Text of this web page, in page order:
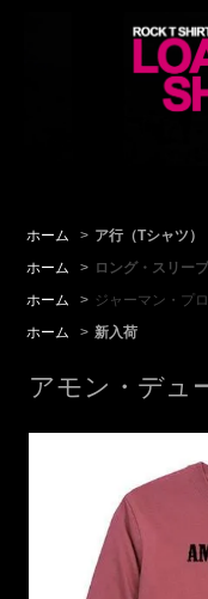
ホーム > ア行（Tシャツ）
ホーム
> ロング・スリー
ホーム
> ジャーマン・プ
ホーム
> 新入荷
アモン・デュ